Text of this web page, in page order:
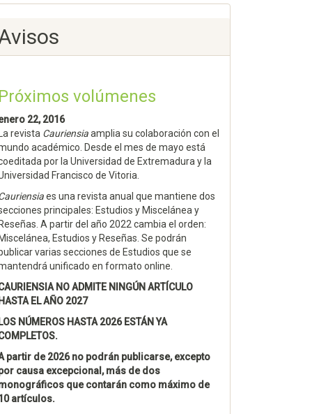
Próximos volúmenes
22, 2016
revista Cauriensiaamplia su colaboración con el
académico. Desde el mes de mayo está
por la Universidad de Extremadura y la
Francisco de Vitoria.
es una revista anual que mantiene dos
principales: Estudios y Miscelánea y
A partir del año 2022 cambia el orden:
Estudios y Reseñas. Se podrán
varias secciones de Estudios que se
unificado en formato online.
NO ADMITE NINGÚN ARTÍCULO
EL AÑO 2027
NÚMEROS HASTA 2026 ESTÁN YA
partir de 2026 no podrán publicarse, excepto
causa excepcional, más de dos
que contarán como máximo de
artículos.